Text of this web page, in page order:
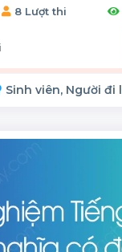
8 Lượt thi
Sinh viên, Người đi